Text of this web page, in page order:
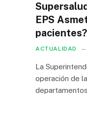
EPS
pacientes?
ACTUALIDAD
La
operación de